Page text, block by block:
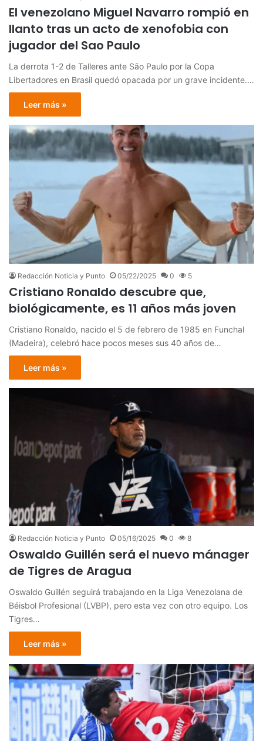
El venezolano Miguel Navarro rompió en
llanto tras un acto de xenofobia con
jugador del Sao Paulo
La derrota 1-2 de Talleres ante São Paulo por la Copa
Libertadores en Brasil quedó opacada por un grave incidente.…
Leer más »
Redacción Noticia y Punto 05/22/2025 0 5
Cristiano Ronaldo descubre que,
biológicamente, es 11 años más joven
Cristiano Ronaldo, nacido el 5 de febrero de 1985 en Funchal
(Madeira), celebró hace pocos meses sus 40 años de…
Leer más »
Redacción Noticia y Punto 05/16/2025 0 8
Oswaldo Guillén será el nuevo mánager
de Tigres de Aragua
Oswaldo Guillén seguirá trabajando en la Liga Venezolana de
Béisbol Profesional (LVBP), pero esta vez con otro equipo. Los
Tigres…
Leer más »